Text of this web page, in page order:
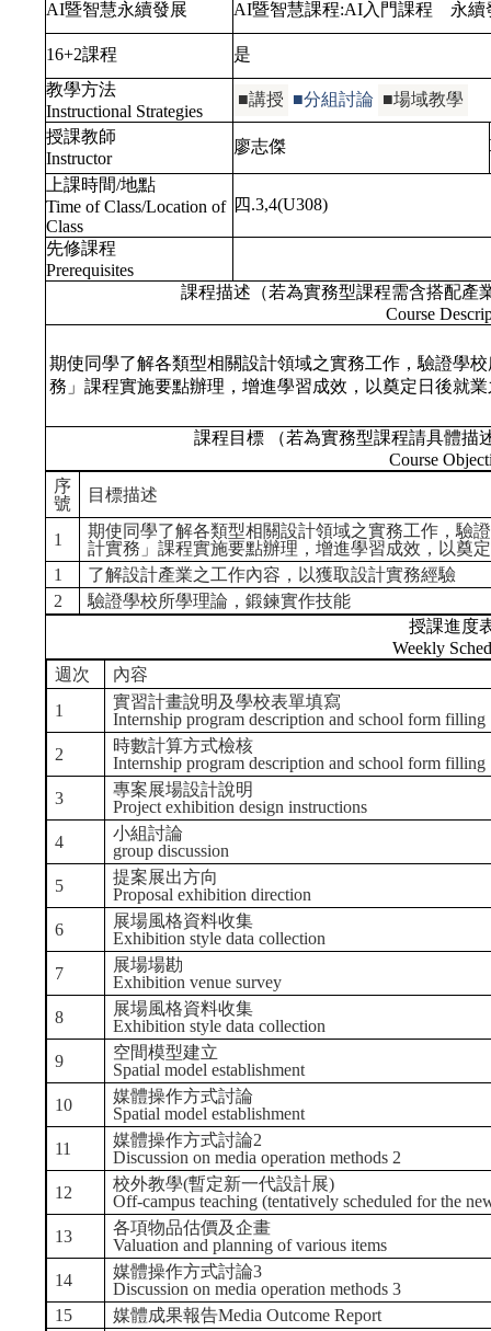
AI暨智慧永續發展 AI暨智慧課程:AI入門課程 永續
16+2課程
是
教學方法
Instructional Strategies
■講授 ■分組討論 ■場域教學
授課教師
Instructor
廖志傑
上課時間/地點
Time of Class/Location of
Class
四.3,4(U308)
先修課程
Prerequisites
課程描述（若為實務型課程需含搭配產
Course
期使同學了解各類型相關設計領域之實務工作，驗證學
務」課程實施要點辦理，增進學習成效，以奠定日後就
課程目標 （若為實務型課程請具體描
Course
序
號
目標描述
1
期使同學了解各類型相關設計領域之實務工作，驗
計實務」課程實施要點辦理，增進學習成效，以奠
1
了解設計產業之工作內容，以獲取設計實務經驗
2
驗證學校所學理論，鍛鍊實作技能
授課進度
Weekly
週次
內容
1
實習計畫說明及學校表單填寫
Internship program description and school form filling
2
時數計算方式檢核
Internship program description and school form filling
3
專案展場設計說明
Project exhibition design instructions
4
小組討論
group discussion
5
提案展出方向
Proposal exhibition direction
6
展場風格資料收集
Exhibition style data collection
7
展場場勘
Exhibition venue survey
8
展場風格資料收集
Exhibition style data collection
9
空間模型建立
Spatial model establishment
10
媒體操作方式討論
Spatial model establishment
11
媒體操作方式討論2
Discussion on media operation methods 2
12
校外教學(暫定新一代設計展)
Off-campus teaching (tentatively scheduled for the
13
各項物品估價及企畫
Valuation and planning of various items
14
媒體操作方式討論3
Discussion on media operation methods 3
15
媒體成果報告Media Outcome Report